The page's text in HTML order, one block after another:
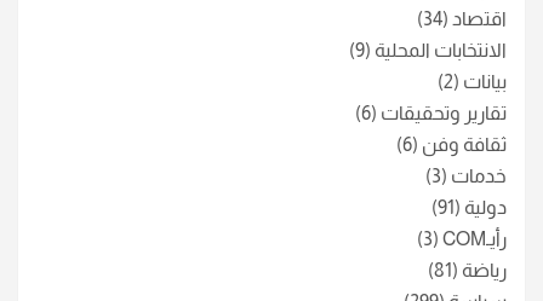
اقتصاد (34)
الانتخابات المحلية (9)
بيانات (2)
تقارير وتحقيقات (6)
ثقافة وفن (6)
خدمات (3)
دولية (91)
رأيـCOM
(3)
رياضة (81)